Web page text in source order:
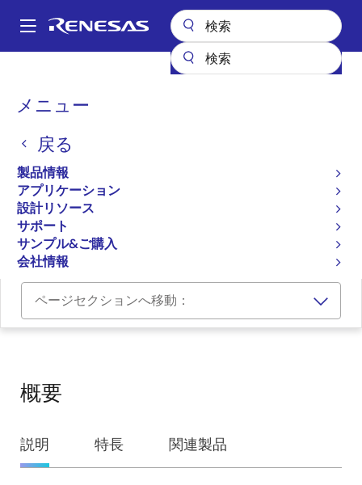
ン
Main
メニュー
戻る
製品情報
アプリケーション
設計リソース
サポート
サンプル&ご購入
会社情報
パ
く
ず
GR-PEACH
Gadget Renesas Board for
the RZ/A1H MPUs, pin-
compatible with Arduino
UNO
GR-PEACH
ページセクションへ移動：
概要
概
要
説明 特長 関連製品